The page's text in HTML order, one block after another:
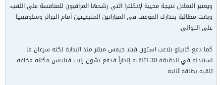
ويعتبر التعادل نتيجة مخيبة لإنكلترا التي رشحها المراقبون للمنافسة على اللقب،
وباتت مطالبة بتدارك الموقف في المباراتين المتبقيتين أمام الجزائر وسلوفينيا
على التوالي.
كما دفع كابيلو بلاعب استون فيلا جيمس ميلنر منذ البداية لكنه سرعان ما
استبدله في الدقيقة 30 لتلقيه إنذاراً فدفع بشون رايت فيليبس مكانه مخافة
تلقيه بطاقة ثانية.